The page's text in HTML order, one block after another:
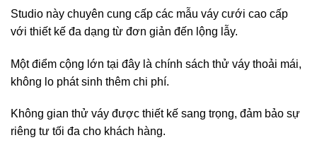
Studio này chuyên cung cấp các mẫu váy cưới cao cấp
với thiết kế đa dạng từ đơn giản đến lộng lẫy.
Một điểm cộng lớn tại đây là chính sách thử váy thoải mái,
không lo phát sinh thêm chi phí.
Không gian thử váy được thiết kế sang trọng, đảm bảo sự
riêng tư tối đa cho khách hàng.